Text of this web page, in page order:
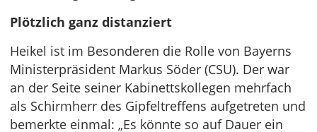
Plötzlich ganz distanziert
Heikel ist im Besonderen die Rolle von Bayerns
Ministerpräsident Markus Söder (CSU). Der war
an der Seite seiner Kabinettskollegen mehrfach
als Schirmherr des Gipfeltreffens aufgetreten und
bemerkte einmal: „Es könnte so auf Dauer ein